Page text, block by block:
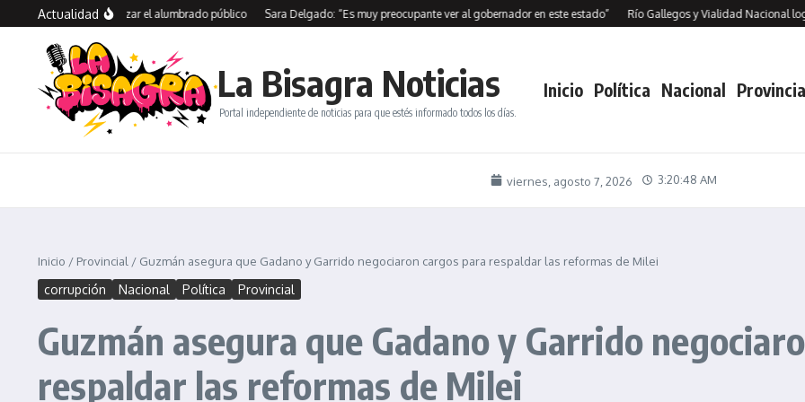
Saltar al contenido
Actualidad
para modernizar el alumbrado público Sara Delgado: “Es muy preocupante ver al gobernador en este estado” Río Gallegos y Vialidad Nacional logran
La Bisagra Noticias
Portal independiente de noticias para que estés informado todos los días.
Inicio Política Nacional
viernes, agosto 7, 2026 3:20:49 AM
Inicio / Provincial / Guzmán asegura que Gadano y Garrido negociaron cargos para respaldar las reformas de Milei
corrupción Nacional Política Provincial
Guzmán asegura que Gadano y Garrido
respaldar las reformas de Milei